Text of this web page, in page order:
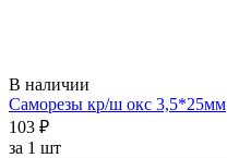
В наличии
Саморезы кр/ш окс 3,5*25мм
103 ₽
за 1 шт